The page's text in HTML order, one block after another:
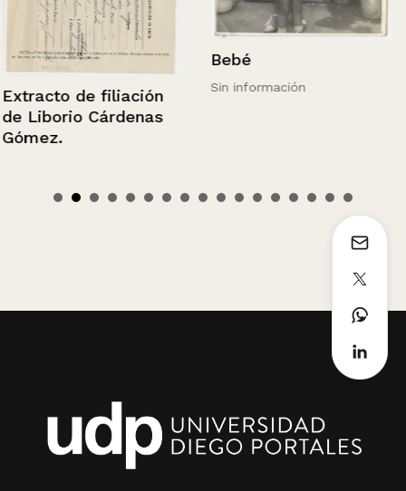
Extracto de filiación
de Liborio Cárdenas
Gómez.
Bebé
Sin información